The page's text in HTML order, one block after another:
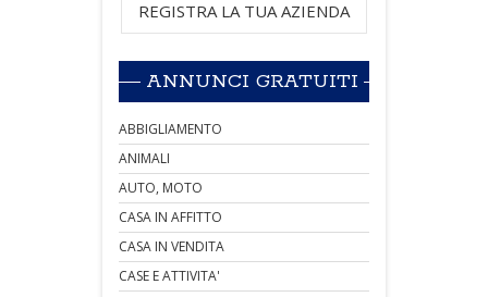
REGISTRA LA TUA AZIENDA
ANNUNCI GRATUITI
ABBIGLIAMENTO
ANIMALI
AUTO, MOTO
CASA IN AFFITTO
CASA IN VENDITA
CASE E ATTIVITA'